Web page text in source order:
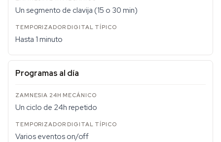
Un segmento de clavija (15 o 30 min)
Hasta 1 minuto
Programas al día
Un ciclo de 24h repetido
Varios eventos on/off